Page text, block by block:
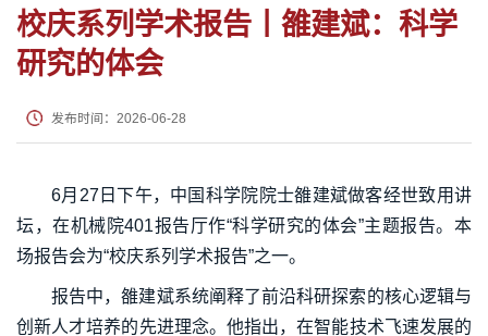
校庆系列学术报告丨雒建斌：科学
研究的体会
发布时间：2026-06-28
6月27日下午，中国科学院院士雒建斌做客经世致用讲
坛，在机械院401报告厅作“科学研究的体会”主题报告。本
场报告会为“校庆系列学术报告”之一。
报告中，雒建斌系统阐释了前沿科研探索的核心逻辑与
创新人才培养的先进理念。他指出，在智能技术飞速发展的